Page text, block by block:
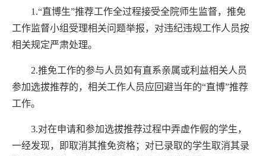
1.“直博生”推荐工作全过程接受全院师生监督，推免
工作监督小组受理相关问题举报，对违纪违规工作人员按
相关规定严肃处理。
2.推免工作的参与人员如有直系亲属或利益相关人员
参加选拔推荐的，相关工作人员应回避当年的“直博”推荐
工作。
3.对在申请和参加选拔推荐过程中弄虚作假的学生，
一经发现，即取消其推免资格；对已录取的学生取消其录